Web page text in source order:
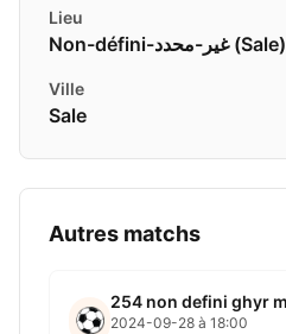
Lieu
Non-défini-غير-محدد ( Sale)
Ville
Sale
Autres matchs
2024-09-28 à 18:00